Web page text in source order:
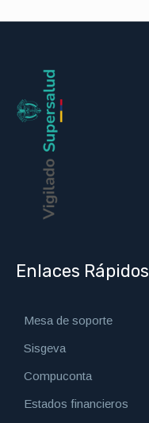
Enlaces Rápidos
Mesa de soporte
Sisgeva
Compuconta
Estados financieros